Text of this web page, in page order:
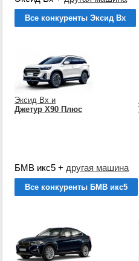
Все конкуренты Эксид Вх
Эксид Вх и
Джетур Х90 Плюс
БМВ икс5 + другая машина
Все конкуренты БМВ икс5